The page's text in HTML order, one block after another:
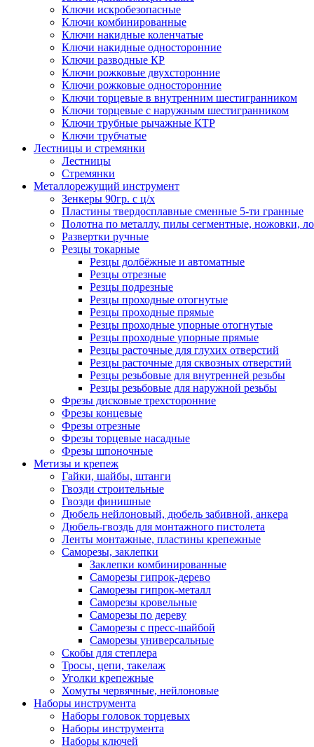
Ключи искробезопасные
Ключи комбинированные
Ключи накидные коленчатые
Ключи накидные односторонние
Ключи разводные КР
Ключи рожковые двухсторонние
Ключи рожковые односторонние
Ключи торцевые в внутренним шестигранником
Ключи торцевые с наружным шестигранником
Ключи трубные рычажные КТР
Ключи трубчатые
Лестницы и стремянки
Лестницы
Стремянки
Металлорежущий инструмент
Зенкеры 90гр. с ц/х
Пластины твердосплавные сменные 5-ти гранные
Полотна по металлу, пилы сегментные, ножовки,
Развертки ручные
Резцы токарные
Резцы долбёжные и автоматные
Резцы отрезные
Резцы подрезные
Резцы проходные отогнутые
Резцы проходные прямые
Резцы проходные упорные отогнутые
Резцы проходные упорные прямые
Резцы расточные для глухих отверстий
Резцы расточные для сквозных отверстий
Резцы резьбовые для внутренней резьбы
Резцы резьбовые для наружной резьбы
Фрезы дисковые трехсторонние
Фрезы концевые
Фрезы отрезные
Фрезы торцевые насадные
Фрезы шпоночные
Метизы и крепеж
Гайки, шайбы, штанги
Гвозди строительные
Гвозди финишные
Дюбель нейлоновый, дюбель забивной, анкера
Дюбель-гвоздь для монтажного пистолета
Ленты монтажные, пластины крепежные
Саморезы, заклепки
Заклепки комбинированные
Саморезы гипрок-дерево
Саморезы гипрок-металл
Саморезы кровельные
Саморезы по дереву
Саморезы с пресс-шайбой
Саморезы универсальные
Скобы для степлера
Тросы, цепи, такелаж
Уголки крепежные
Хомуты червячные, нейлоновые
Наборы инструмента
Наборы головок торцевых
Наборы инструмента
Наборы ключей